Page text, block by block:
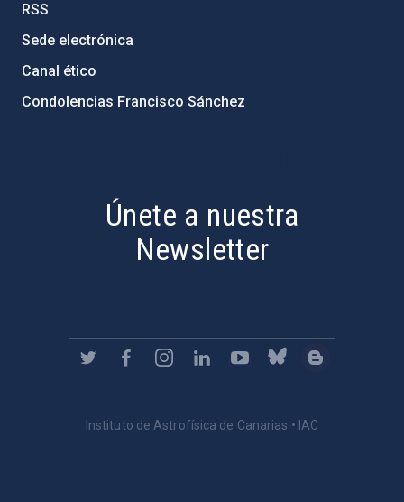
RSS
Sede electrónica
Canal ético
Condolencias Francisco Sánchez
Únete a nuestra
Newsletter
Instituto de Astrofísica de Canarias • IAC